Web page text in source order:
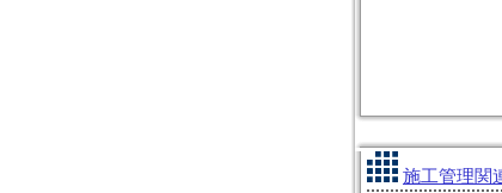
施工管理関